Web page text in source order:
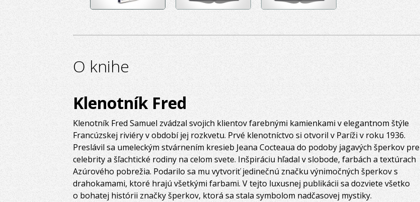
O knihe
Klenotník Fred
Klenotník Fred Samuel zvádzal svojich klientov farebnými kamienkami v elegantnom štýle
Francúzskej riviéry v období jej rozkvetu. Prvé klenotníctvo si otvoril v Paríži v roku 1936.
Preslávil sa umeleckým stvárnením kresieb Jeana Cocteaua do podoby jagavých šperkov pre
celebrity a šľachtické rodiny na celom svete. Inšpiráciu hľadal v slobode, farbách a textúrach
Azúrového pobrežia. Podarilo sa mu vytvoriť jedinečnú značku výnimočných šperkov s
drahokamami, ktoré hrajú všetkými farbami. V tejto luxusnej publikácii sa dozviete všetko
o bohatej histórii značky šperkov, ktorá sa stala symbolom nadčasovej mystiky.